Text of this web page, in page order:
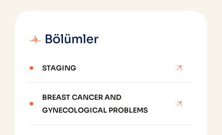
Bölümler
STAGING
BREAST CANCER AND
GYNECOLOGICAL PROBLEMS